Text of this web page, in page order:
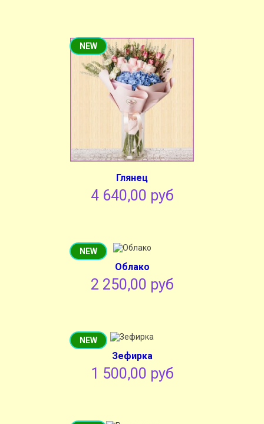
NEW
Глянец
4 640,00 руб
NEW
Облако
2 250,00 руб
NEW
Зефирка
1 500,00 руб